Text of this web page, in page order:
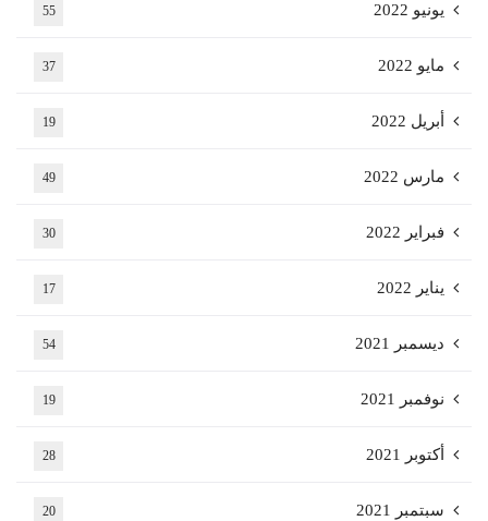
يونيو 2022 55
مايو 2022 37
أبريل 2022 19
مارس 2022 49
فبراير 2022 30
يناير 2022 17
ديسمبر 2021 54
نوفمبر 2021 19
أكتوبر 2021 28
سبتمبر 2021 20